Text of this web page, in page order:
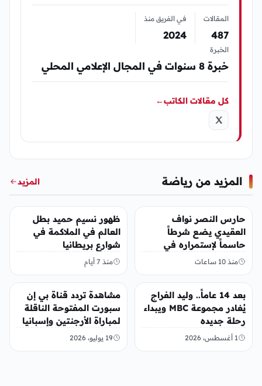
المقالات
487
في الفريق منذ
2024
الخبرة
خبرة 8 سنوات في المجال الإعلامي المحلي
كل مقالات الكاتب←
المزيد من رياضة المزيد
رياضة
حارس النصر نواف
العقيدي يضع شرطاً
حاسماً لإستمراره في
النادي
منذ 10 ساعات
رياضة
ظهور نسيم حميد بطل
العالم في الملاكمة في
شوارع بريطانيا
منذ 7 أيام
رياضة
بعد 14 عاماً.. وليد الفراج
يُغادر مجموعة MBC ويبداء
رحلة جديده
1 أغسطس، 2026
رياضة
مشاهدة تردد قناة بي إن
سبورت المفتوحة الناقلة
لمباراة الأرجنتين وإسبانيا
في نهائي كأس العالم
19 يوليو، 2026